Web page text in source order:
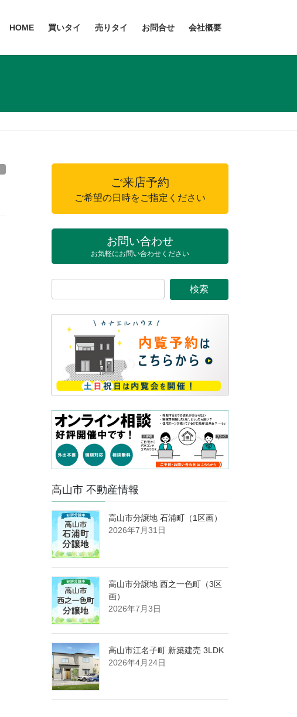
HOME 買いタイ 売りタイ お問合せ 会社概要
ご来店予約
ご希望の日時をご指定ください
お問い合わせ
お気軽にお問い合わせください
高山市 不動産情報
高山市分譲地 石浦町（1区画）
2026年7月31日
高山市分譲地 西之一色町（3区
画）
2026年7月3日
高山市江名子町 新築建売 3LDK
2026年4月24日